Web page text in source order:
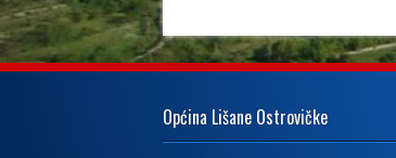
Općina Lišane Ostrovičke